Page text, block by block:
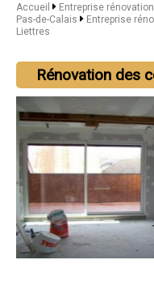
Accueil
Entreprise
Pas-de-Calais
Entreprise
Liettres
Rénovation des